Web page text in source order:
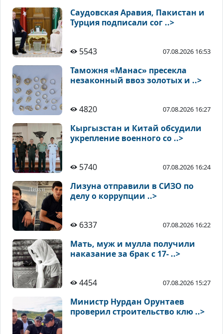
Саудовская Аравия, Пакистан и
Турция подписали сог ..>
5543 07.08.2026 16:53
Таможня «Манас» пресекла
незаконный ввоз золотых и ..>
4820 07.08.2026 16:27
Кыргызстан и Китай обсудили
укрепление военного со ..>
5740 07.08.2026 16:24
Лизуна отправили в СИЗО по
делу о коррупции ..>
6337 07.08.2026 16:22
Мать, муж и мулла получили
наказание за брак с 17- ..>
4454 07.08.2026 15:27
Министр Нурдан Орунтаев
проверил строительство клю ..>